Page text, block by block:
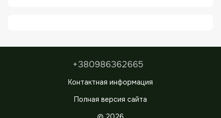
+380986362665
Контактная информация
Полная версия сайта